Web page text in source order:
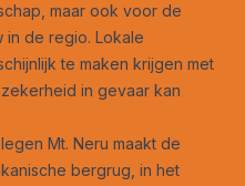
maar ook voor de
de regio. Lokale
te maken krijgen met
in gevaar kan
Mt. Neru maakt de
bergrug, in het